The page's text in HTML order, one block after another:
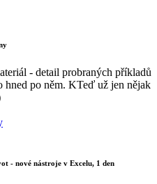
- detail probraných příkladů
hned po něm. KTeď už jen nějak
- nové nástroje v Excelu, 1 den